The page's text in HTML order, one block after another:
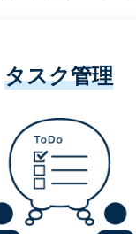
タスク管理